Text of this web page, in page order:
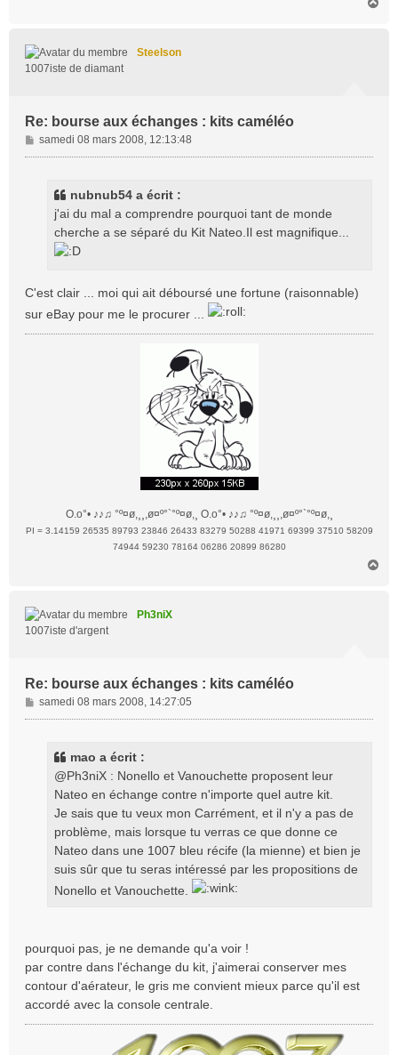
Steelson
1007iste de diamant
Re: bourse aux échanges : kits caméléo
M
e
samedi 08 mars 2008, 12:13:48
nubnub54 a écrit :
j'ai du mal a comprendre pourquoi tant de monde
cherche a se séparé du Kit Nateo.Il est magnifique...
C'est clair ... moi qui ait déboursé une fortune (raisonnable)
sur eBay pour me le procurer ...
O.o°• ♪♪♫ °º¤ø,¸¸,ø¤º°`°º¤ø,¸ O.o°• ♪♪♫ °º¤ø,¸¸,ø¤º°`°º¤ø,¸
PI = 3.14159 26535 89793 23846 26433 83279 50288 41971 69399 37510 58209
74944 59230 78164 06286 20899 86280
Ph3niX
1007iste d'argent
Re: bourse aux échanges : kits caméléo
M
e
samedi 08 mars 2008, 14:27:05
mao a écrit :
@Ph3niX : Nonello et Vanouchette proposent leur
Nateo en échange contre n'importe quel autre kit.
Je sais que tu veux mon Carrément, et il n'y a pas de
problème, mais lorsque tu verras ce que donne ce
Nateo dans une 1007 bleu récife (la mienne) et bien je
suis sûr que tu seras intéressé par les propositions de
Nonello et Vanouchette.
pourquoi pas, je ne demande qu'a voir !
par contre dans l'échange du kit, j'aimerai conserver mes
contour d'aérateur, le gris me convient mieux parce qu'il est
accordé avec la console centrale.